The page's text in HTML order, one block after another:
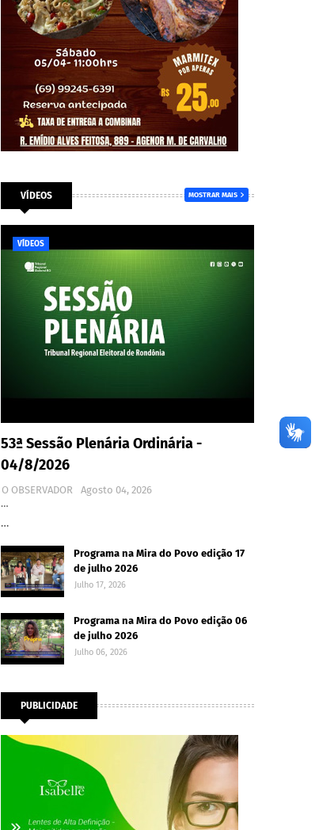
VÍDEOS MOSTRAR MAIS
VÍDEOS
53ª Sessão Plenária Ordinária -
04/8/2026
O OBSERVADOR
Agosto 04, 2026
…
…
Programa na Mira do Povo edição 17
de julho 2026
Julho 17, 2026
Programa na Mira do Povo edição 06
de julho 2026
Julho 06, 2026
PUBLICIDADE